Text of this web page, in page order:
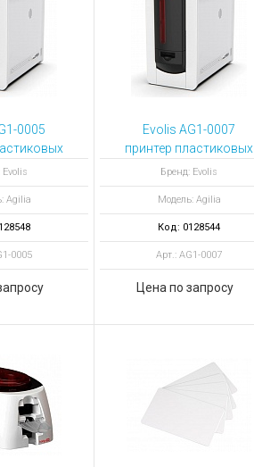
0005
Simplex
Evolis
Agilia
0005
Evolis AG1-0007
принтер пластиковых
карт Agilia Simplex
Expert Smart,
односторонний
Бренд: Evolis
Модель: Agilia
Код: 0128544
Арт.: AG1-0007
Цена по запросу